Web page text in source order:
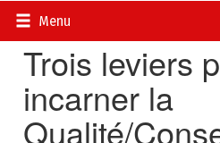
Menu
Accueil>
Trois leviers
incarner la
Qualité/